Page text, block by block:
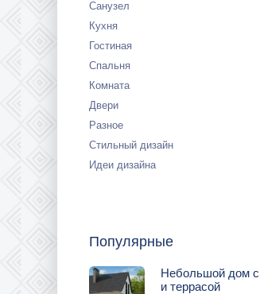
Санузел
Кухня
Гостиная
Спальня
Комната
Двери
Разное
Стильный дизайн
Идеи дизайна
Популярные
Небольшой дом
и террасой